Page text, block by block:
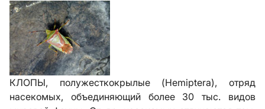
КЛОПЫ, полужесткокрылые (Hemiptera), отряд
насекомых, объединяющий более 30 тыс. видов